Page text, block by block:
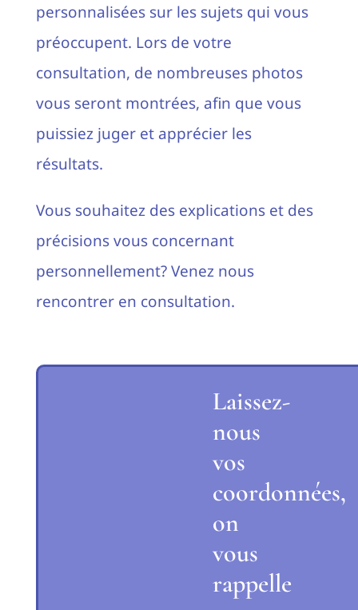
personnalisées sur les sujets qui vous
préoccupent. Lors de votre
consultation, de nombreuses photos
vous seront montrées, afin que vous
puissiez juger et apprécier les
résultats.
Vous souhaitez des explications et des
précisions vous concernant
personnellement? Venez nous
rencontrer en consultation.
Laissez-
nous
vos
coordonnées,
on
vous
rappelle